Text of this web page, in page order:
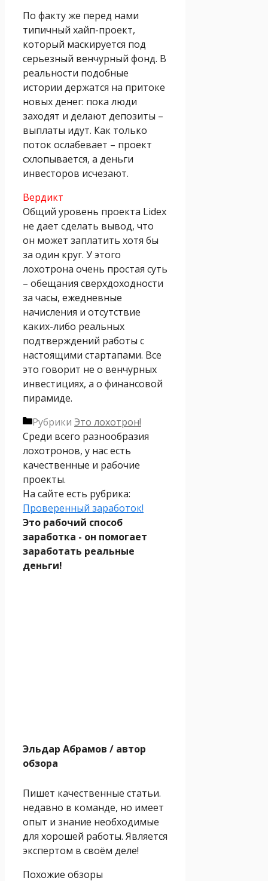
По факту же перед нами
типичный хайп-проект,
который маскируется под
серьезный венчурный фонд. В
реальности подобные
истории держатся на притоке
новых денег: пока люди
заходят и делают депозиты –
выплаты идут. Как только
поток ослабевает – проект
схлопывается, а деньги
инвесторов исчезают.
Вердикт
Общий уровень проекта Lidex
не дает сделать вывод, что
он может заплатить хотя бы
за один круг. У этого
лохотрона очень простая суть
– обещания сверхдоходности
за часы, ежедневные
начисления и отсутствие
каких-либо реальных
подтверждений работы с
настоящими стартапами. Все
это говорит не о венчурных
инвестициях, а о финансовой
пирамиде.
Рубрики Это лохотрон!
Среди всего разнообразия
лохотронов, у нас есть
качественные и рабочие
проекты.
На сайте есть рубрика:
Проверенный заработок!
Это рабочий способ
заработка - он помогает
заработать реальные
деньги!
Эльдар Абрамов / автор
обзора
Пишет качественные статьи.
недавно в команде, но имеет
опыт и знание необходимые
для хорошей работы. Является
экспертом в своём деле!
Похожие обзоры